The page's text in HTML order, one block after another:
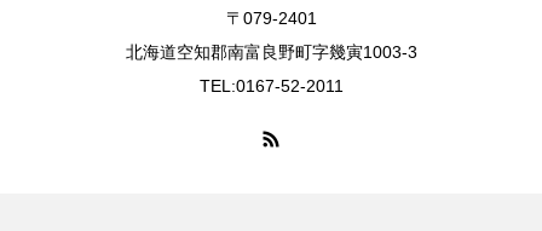
〒079-2401
北海道空知郡南富良野町字幾寅1003-3
TEL:0167-52-2011